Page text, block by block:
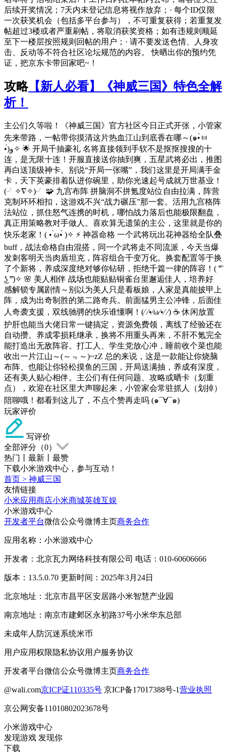
后续开奖情况；7天内未登记信息将视作放弃；· 每个ID仅限
一次获奖机会（包括多平台参与），不可重复获得；若重复发
帖超过3楼或者严重刷帖，将取消获奖资格；如有违规则顺延
至下一楼层按照规则回帖的用户；· 请不要发送色情、人身攻
击、反动等不符合社区论坛规范的内容。 快晒出你的预约凭
证，把京东卡带回家吧~！
攻略【新人必看】《神威三国》特色全解
析！
主公们久等啦！《神威三国》官方社区今日正式开张，小管家
先来带路，一帖带你摸清这片热血江山到底香在哪～(๑•̀ㅂ
•́)و✧ 🌟 开局千抽豪礼 名将直接领到手软不是抠抠搜搜的十
连，是无限十连！开服直接送你抽到爽，五星武将必出，推图
再白送顶级神卡。别说“开局一张嘴”，我们这里是开局满手金
卡，天下英豪排着队进你碗里，助你光速起号成就万世基业！
(╯✧∇✧)╯ 🧩 九宫布阵 拼脑洞不拼氪度站位自由拉满，阵营
克制环环相扣，这游戏不兴“战力碾压”那一套。活用九宫格阵
法站位，抓住怒气连携的时机，哪怕战力落后也能极限翻盘，
真正用策略教对手做人。喜欢算无遗策的主公，这里就是你的
快乐老家！( • ̀ω•́ )✧ ⚡ 神器命格 一个武将玩出花神器给全队叠
buff，战法命格自由混搭，同一个武将走不同流派，今天当爆
发刺客明天当肉盾坦克，阵容组合千变万化。换套配置等于换
了个新将，养成深度绝对够你钻研，拒绝千篇一律的阵容！( ͡°
͜ʖ ͡°)✧ 🌸 美人相伴 战场也能贴贴铜雀台里邂逅佳人，培养好
感解锁专属剧情～别以为美人只是看板娘，人家是真能披甲上
阵，成为出奇制胜的第二路奇兵。前面猛男主公冲锋，后面佳
人奇袭支援，双线驰骋的快乐谁懂啊！(⁄ ⁄•⁄ω⁄•⁄ ⁄) ☕ 休闲放置
护肝也能当大佬日常一键搞定，资源免费领，离线了经验还在
自动攒。养成零损耗继承，换将不用重头再来，不肝不氪完全
能打造出无敌阵容。打工人、学生党放心冲，睡前收个菜也能
收出一片江山～(～﹃～)~zZ 总的来说，这是一款能让你烧脑
布阵、也能让你轻松摸鱼的三国，开局送满抽，养成有深度，
还有美人贴心相伴。主公们有任何问题、攻略或晒卡（划重
点），欢迎在社区里大声聊起来，小管家会常驻抓人（划掉）
陪聊哦！都看到这儿了，不点个赞再走吗 (๑¯∀¯๑)
玩家评价
写评价
全部评分（0）
热门
最新
最赞
下载小米游戏中心，参与互动！
首页 > 神威三国
友情链接
小米应用商店小米商城英雄互娱
小米游戏中心
开发者平台微信公众号微博主页商务合作
应用名称：小米游戏中心
开发者：北京瓦力网络科技有限公司 电话：010-60606666
版本：13.5.0.70 更新时间：2025年3月24日
北京地址：北京市昌平区安居路小米智慧产业园
南京地址：南京市建邺区永初路37号小米华东总部
未成年人防沉迷系统米币
用户应用权限隐私协议用户服务协议
开发者平台微信公众号微博主页商务合作
@wali.com京ICP证110335号 京ICP备17017388号-1营业执照
京公网安备11010802023678号
小米游戏中心
发现游戏 发现你
下载